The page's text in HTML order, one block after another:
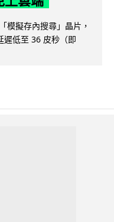
模擬存內搜尋」晶片，
遲低至 36 皮秒（即